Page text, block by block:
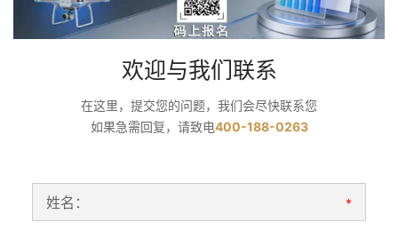
欢迎与我们联系
在这里，提交您的问题，我们会尽快联系您
如果急需回复，请致电400-188-0263
姓名： *